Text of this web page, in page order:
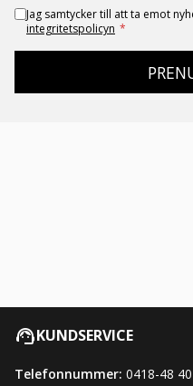
Jag samtycker till att ta emot
integritetspolicyn *
KUNDSERVICE
Telefonnummer: 0418-48